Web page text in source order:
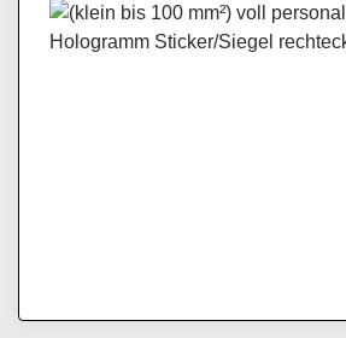
Bildergalerie überspringen